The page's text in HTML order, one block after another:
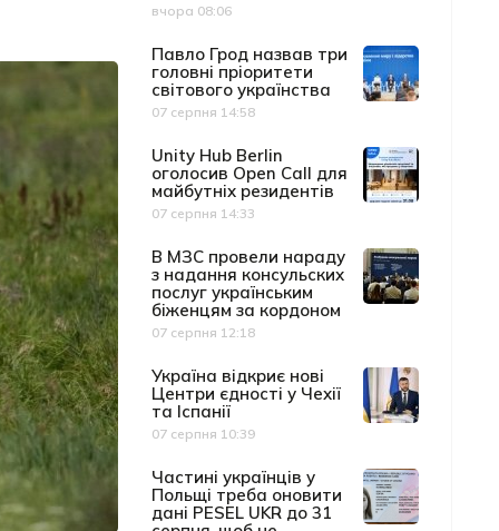
Дата публікації
вчора 08:06
Павло Грод назвав три
головні пріоритети
світового українства
Дата публікації
07 серпня 14:58
Unity Hub Berlin
оголосив Open Call для
майбутніх резидентів
Дата публікації
07 серпня 14:33
В МЗС провели нараду
з надання консульских
послуг українським
біженцям за кордоном
Дата публікації
07 серпня 12:18
Україна відкриє нові
Центри єдності у Чехії
та Іспанії
Дата публікації
07 серпня 10:39
Частині українців у
Польщі треба оновити
дані PESEL UKR до 31